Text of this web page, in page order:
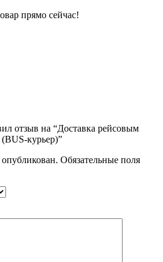
прямо сейчас!
отзыв на “Доставка рейсовым
курьер)”
Обязательные поля